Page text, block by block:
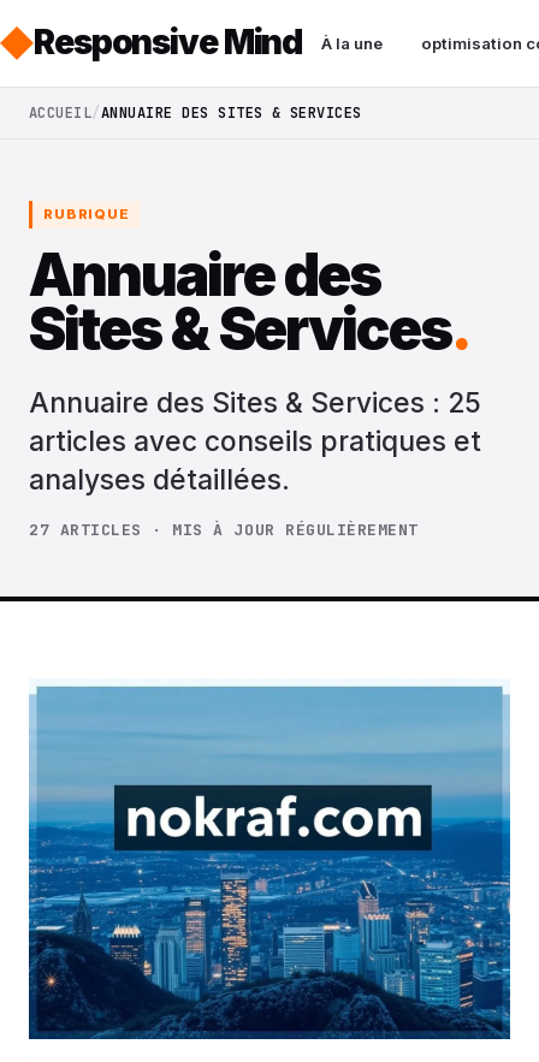
Responsive Mind À la une optimisation
ACCUEIL ANNUAIRE DES SITES & SERVICES
RUBRIQUE
Annuaire des
Sites & Services.
Annuaire des Sites & Services : 25
articles avec conseils pratiques et
analyses détaillées.
27 ARTICLES · MIS À JOUR RÉGULIÈREMENT